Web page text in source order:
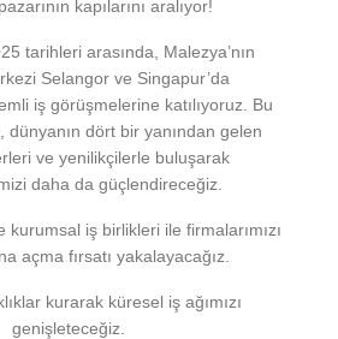
kapılarını aralıyor!
tarihleri arasında, Malezya’nın
Selangor ve Singapur’da
iş görüşmelerine katılıyoruz. Bu
dünyanın dört bir yanından gelen
ve yenilikçilerle buluşarak
daha da güçlendireceğiz.
kurumsal iş birlikleri ile firmalarımızı
açma fırsatı yakalayacağız.
kurarak küresel iş ağımızı
genişleteceğiz.